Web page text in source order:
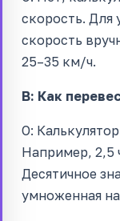
скорость. Для
скорость
25–35 км/ч.
В: Как
О:
Например, 2,5
Десятичное
умноженная